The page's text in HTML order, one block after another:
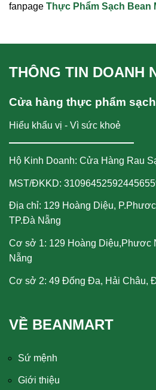
fanpage Thực Phẩm Sạch Bean
THÔNG TIN DOANH
Cửa hàng thực phẩm
Hiểu khẩu vị - Vì sức khoẻ
Hộ Kinh Doanh: Cửa Hàng Rau
MST/ĐKKD:
Địa chỉ: 129 Hoàng Diệu,
TP.Đà Nẵng
Cơ sở 1: 129 Hoàng Diệu,Phươc
Nẵng
Cơ sở 2: 49 Đống Đa, Hải Châu,
VỀ BEANMART
Sứ mệnh
Giới thiệu